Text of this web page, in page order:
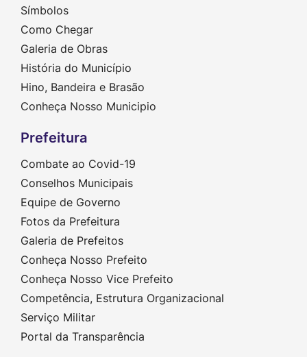
Símbolos
Como Chegar
Galeria de Obras
História do Município
Hino, Bandeira e Brasão
Conheça Nosso Municipio
Prefeitura
Combate ao Covid-19
Conselhos Municipais
Equipe de Governo
Fotos da Prefeitura
Galeria de Prefeitos
Conheça Nosso Prefeito
Conheça Nosso Vice Prefeito
Competência, Estrutura Organizacional
Serviço Militar
Portal da Transparência